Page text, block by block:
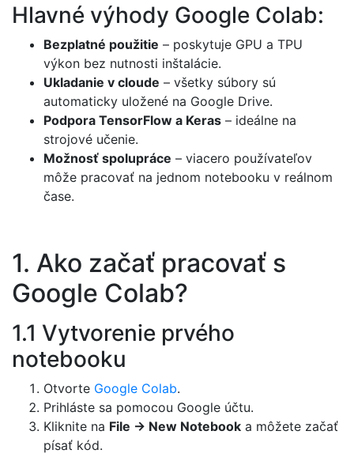
Hlavné výhody Google Colab:
Bezplatné použitie – poskytuje GPU a TPU
výkon bez nutnosti inštalácie.
Ukladanie v cloude – všetky súbory sú
automaticky uložené na Google Drive.
Podpora TensorFlow a Keras – ideálne na
strojové učenie.
Možnosť spolupráce – viacero používateľov
môže pracovať na jednom notebooku v reálnom
čase.
1. Ako začať pracovať s
Google Colab?
1.1 Vytvorenie prvého
notebooku
Otvorte Google Colab.
Prihláste sa pomocou Google účtu.
Kliknite na File → New Notebook a môžete začať
písať kód.